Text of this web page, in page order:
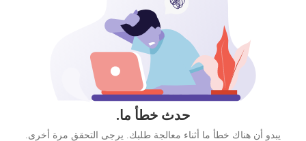
حدث خطأ ما.
يبدو أن هناك خطأ ما أثناء معالجة طلبك. يرجى التحقق مرة أخرى.